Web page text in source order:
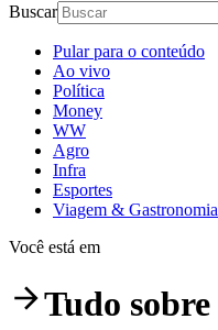
Buscar
Pular para o conteúdo
Ao vivo
Política
Money
WW
Agro
Infra
Esportes
Viagem & Gastronomia
Você está em
Tudo sobre